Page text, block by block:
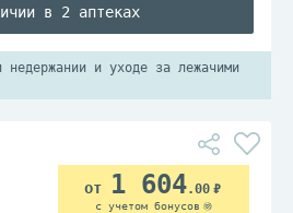
в 2 аптеках
недержании и уходе за лежачими
1 604.00
с учетом бонусов